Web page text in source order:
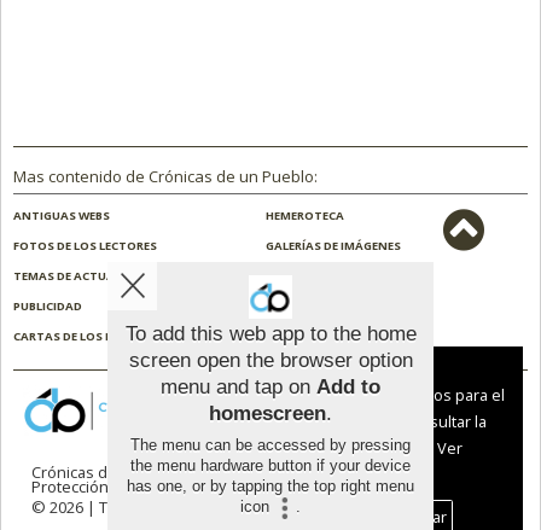
Mas contenido de Crónicas de un Pueblo:
ANTIGUAS WEBS
HEMEROTECA
FOTOS DE LOS LECTORES
GALERÍAS DE IMÁGENES
TEMAS DE ACTUALIDAD
PUBLICIDAD
CONTACTO
CARTAS DE LOS LECTORES
ENCUESTAS
Crónicas de un Pueblo |Términos de uso|
Protección de datos
© 2026 | Todos los derechos reservados
To add this web app to the home
screen open the browser option
menu and tap on Add to
homescreen.
The menu can be accessed by pressing
the menu hardware button if your device
has one, or by tapping the top right menu
icon
.
Aviso sobre el Uso de cookies:
Utilizamos cookies nuestras y de terceros para el
funcionamiento del digital. Puedes consultar la
lista de cookies y como desconectarlas.
Ver
nuestra Política de Privacidad y Cookies
Aceptar Cookies
Personalizar